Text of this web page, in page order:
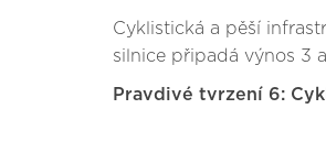
Cyklistická a pěší
silnice připadá výnos 3
Pravdivé tvrzení 6: